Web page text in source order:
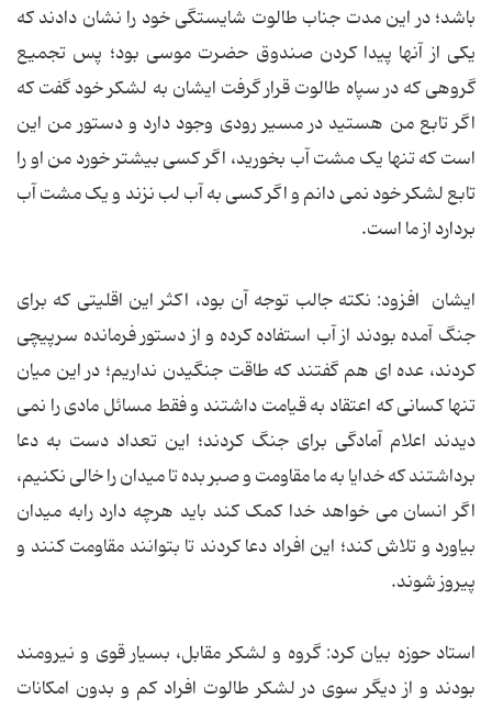
باشد؛ در این مدت جناب طالوت شایستگی خود را نشان دادند که
یکی از آنها پیدا کردن صندوق حضرت موسی بود؛ پس تجمیع
گروهی که در سپاه طالوت قرار گرفت ایشان به لشکر خود گفت که
اگر تابع من هستید در مسیر رودی وجود دارد و دستور من این
است که تنها یک مشت آب بخورید، اگر کسی بیشتر خورد من او را
تابع لشکر خود نمی دانم و اگر کسی به آب لب نزند و یک مشت آب
بردارد از ما است.
ایشان افزود: نکته جالب توجه آن بود، اکثر این اقلیتی که برای
جنگ آمده بودند از آب استفاده کرده و از دستور فرمانده سرپیچی
کردند، عده ای هم گفتند که طاقت جنگیدن نداریم؛ در این میان
تنها کسانی که اعتقاد به قیامت داشتند و فقط مسائل مادی را نمی
دیدند اعلام آمادگی برای جنگ کردند؛ این تعداد دست به دعا
برداشتند که خدایا به ما مقاومت و صبر بده تا میدان را خالی نکنیم،
اگر انسان می خواهد خدا کمک کند باید هرچه دارد رابه میدان
بیاورد و تلاش کند؛ این افراد دعا کردند تا بتوانند مقاومت کنند و
پیروز شوند.
استاد حوزه بیان کرد: گروه و لشکر مقابل، بسیار قوی و نیرومند
بودند و از دیگر سوی در لشکر طالوت افراد کم و بدون امکانات